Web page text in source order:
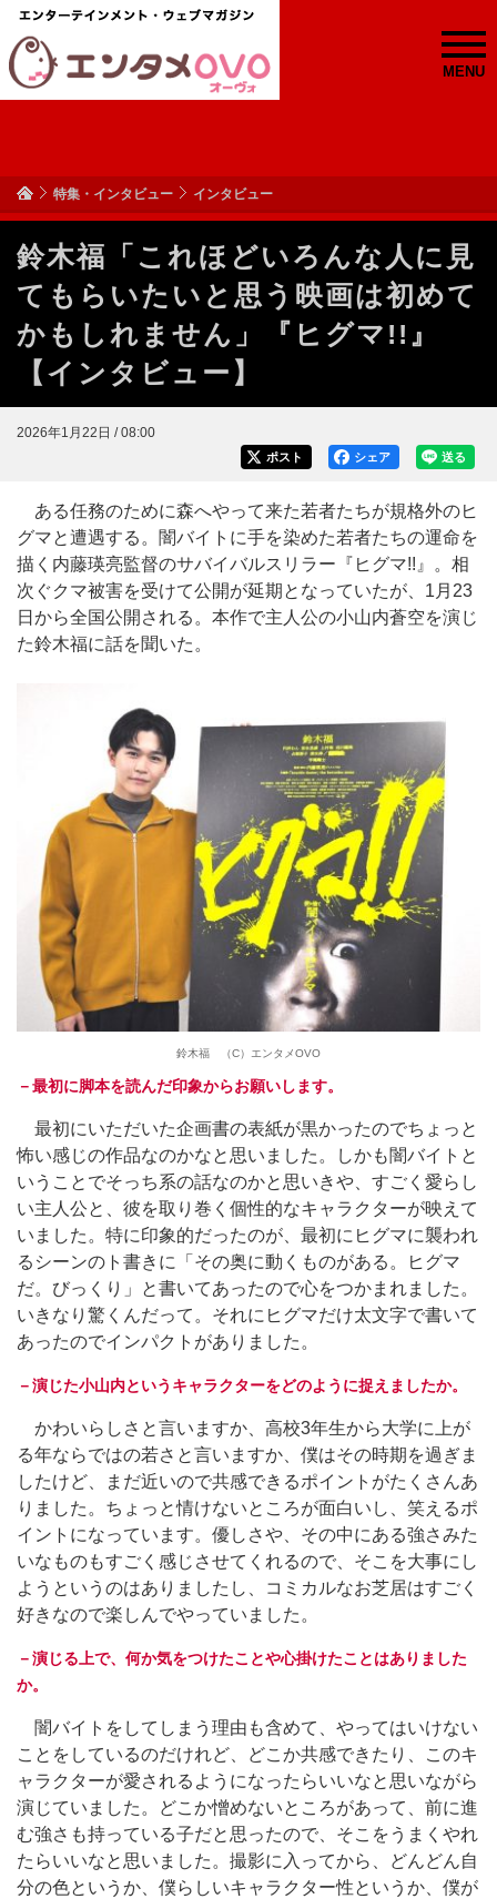
MENU
特集・インタビュー インタビュー
鈴木福「これほどいろんな人に見
てもらいたいと思う映画は初めて
かもしれません」『ヒグマ!!』
【インタビュー】
2026年1月22日 / 08:00
送る
シェア
ポスト
ある任務のために森へやって来た若者たちが規格外のヒ
グマと遭遇する。闇バイトに手を染めた若者たちの運命を
描く内藤瑛亮監督のサバイバルスリラー『ヒグマ!!』。相
次ぐクマ被害を受けて公開が延期となっていたが、1月23
日から全国公開される。本作で主人公の小山内蒼空を演じ
た鈴木福に話を聞いた。
鈴木福 （C）エンタメOVO
－最初に脚本を読んだ印象からお願いします。
最初にいただいた企画書の表紙が黒かったのでちょっと
怖い感じの作品なのかなと思いました。しかも闇バイトと
いうことでそっち系の話なのかと思いきや、すごく愛らし
い主人公と、彼を取り巻く個性的なキャラクターが映えて
いました。特に印象的だったのが、最初にヒグマに襲われ
るシーンのト書きに「その奥に動くものがある。ヒグマ
だ。びっくり」と書いてあったので心をつかまれました。
いきなり驚くんだって。それにヒグマだけ太文字で書いて
あったのでインパクトがありました。
－演じた小山内というキャラクターをどのように捉えましたか。
かわいらしさと言いますか、高校3年生から大学に上が
る年ならではの若さと言いますか、僕はその時期を過ぎま
したけど、まだ近いので共感できるポイントがたくさんあ
りました。ちょっと情けないところが面白いし、笑えるポ
イントになっています。優しさや、その中にある強さみた
いなものもすごく感じさせてくれるので、そこを大事にし
ようというのはありましたし、コミカルなお芝居はすごく
好きなので楽しんでやっていました。
－演じる上で、何か気をつけたことや心掛けたことはありました
か。
闇バイトをしてしまう理由も含めて、やってはいけない
ことをしているのだけれど、どこか共感できたり、このキ
ャラクターが愛されるようになったらいいなと思いながら
演じていました。どこか憎めないところがあって、前に進
む強さも持っている子だと思ったので、そこをうまくやれ
たらいいなと思いました。撮影に入ってから、どんどん自
分の色というか、僕らしいキャラクター性というか、僕が